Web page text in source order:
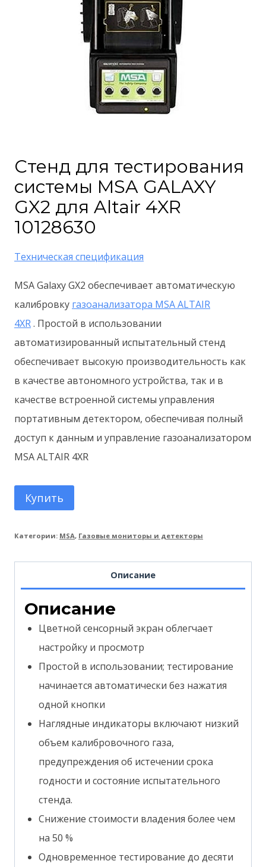
Стенд для тестирования
системы MSA GALAXY
GX2 для Altair 4XR
10128630
Техническая спецификация
MSA Galaxy GX2 обеспечивает автоматическую
калибровку газоанализатора MSA ALTAIR
4XR. Простой в использовании
автоматизированный испытательный стенд
обеспечивает высокую производительность как
в качестве автономного устройства, так и в
качестве встроенной системы управления
портативным детектором, обеспечивая полный
доступ к данным и управление газоанализатором
MSA ALTAIR 4XR
Купить
Категории: MSA, Газовые мониторы и детекторы
Описание
Описание
Цветной сенсорный экран облегчает
настройку и просмотр
Простой в использовании; тестирование
начинается автоматически без нажатия
одной кнопки
Наглядные индикаторы включают низкий
объем калибровочного газа,
предупреждения об истечении срока
годности и состояние испытательного
стенда.
Снижение стоимости владения более чем
на 50 %
Одновременное тестирование до десяти